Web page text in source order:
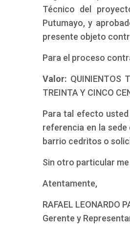
Técnico del
Putumayo, y
presente objeto
Para el proceso
Valor: QUINIENTOS
TREINTA Y CINCO
Para tal efecto
referencia en la
barrio cedritos o
Sin otro particular
Atentamente,
RAFAEL LEONARDO
Gerente y